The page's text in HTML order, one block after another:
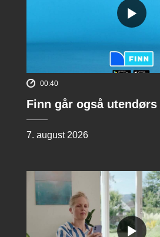
00:40
Finn går også utendørs
7. august 2026